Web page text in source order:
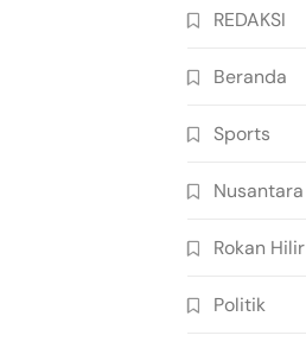
REDAKSI
Beranda
Sports
Nusantara
Rokan Hilir
Politik